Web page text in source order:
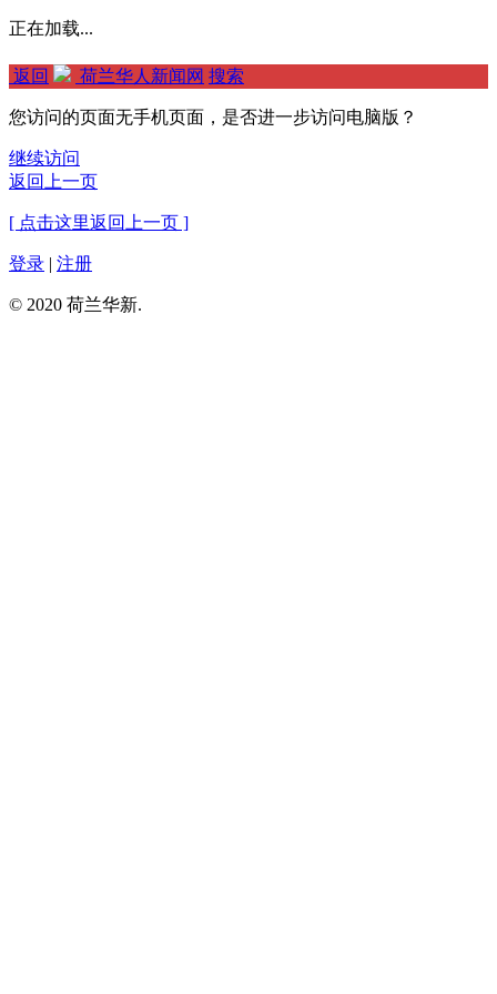
正在加载...
返回 荷兰华人新闻网 搜索
您访问的页面无手机页面，是否进一步访问电脑版？
继续访问
返回上一页
[ 点击这里返回上一页 ]
登录 | 注册
© 2020 荷兰华新.